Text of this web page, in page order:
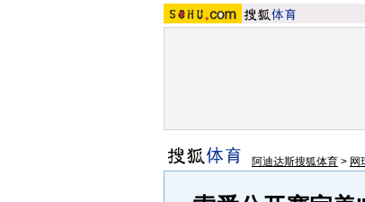
阿迪达斯搜狐体育 > 网